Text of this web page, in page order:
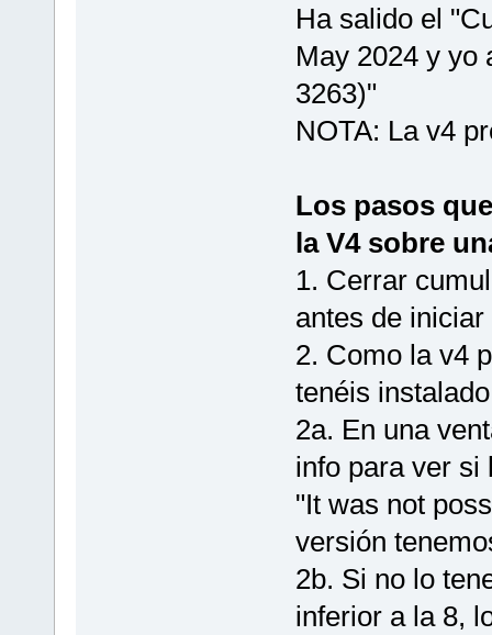
Ha salido el
May 2024 y yo
3263)"
NOTA: La v4
Los pasos
la V4 sobre
1. Cerrar
antes de
2. Como la v4
tenéis
2a. En una
info para ver si
"It was not
versión
2b. Si no lo
inferior a la 8,